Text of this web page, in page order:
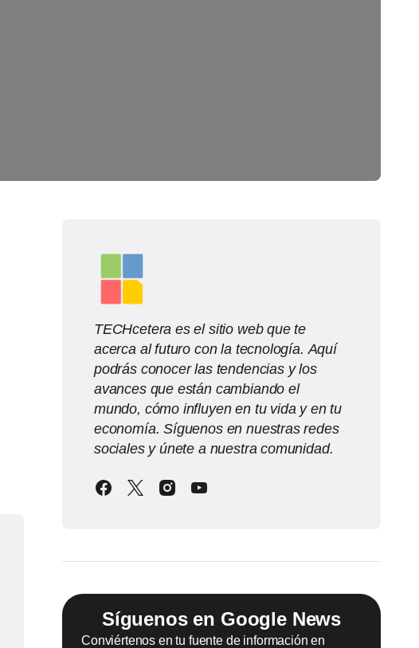
TECHcetera es el sitio web que te
acerca al futuro con la tecnología. Aquí
podrás conocer las tendencias y los
avances que están cambiando el
mundo, cómo influyen en tu vida y en tu
economía. Síguenos en nuestras redes
sociales y únete a nuestra comunidad.
Síguenos en Google News
Conviértenos en tu fuente de información en